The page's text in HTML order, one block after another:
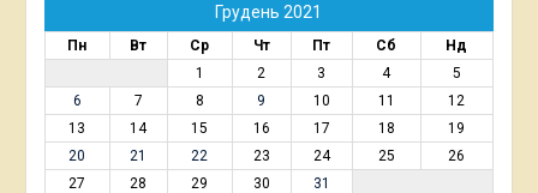
Грудень 2021
Пн Вт Ср Чт Пт Сб
Нд
1
2 3 4
5
6
7 8 9 10 11
12
13
14 15 16 17 18
19
20
21 22 23 24 25
26
27
28 29 30 31